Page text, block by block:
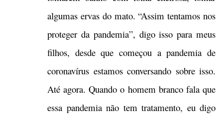
algumas ervas do mato. “Assim tentamos nos
proteger da pandemia”, digo isso para meus
filhos, desde que começou a pandemia de
coronavírus estamos conversando sobre isso.
Até agora. Quando o homem branco fala que
essa pandemia não tem tratamento, eu digo